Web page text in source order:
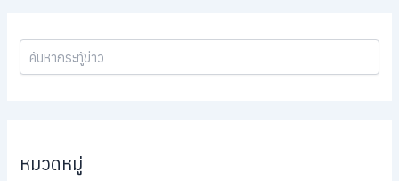
หมวดหมู่